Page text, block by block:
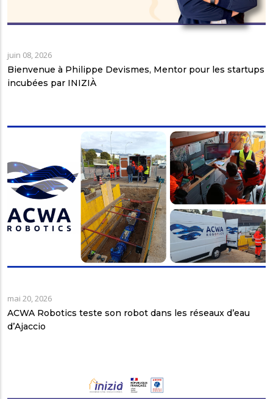
juin 08, 2026
Bienvenue à Philippe Devismes, Mentor pour les startups
incubées par INIZIÀ
mai 20, 2026
ACWA Robotics teste son robot dans les réseaux d’eau
d’Ajaccio